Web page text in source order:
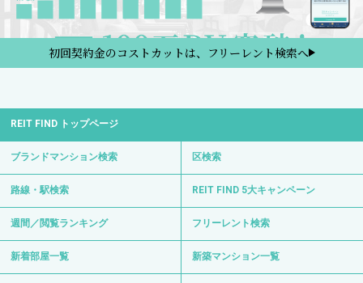
初回契約金のコストカットは、フリーレント検索へ
REIT FIND トップページ
ブランドマンション検索 区検索
路線・駅検索 REIT FIND 5大キャンペーン
週間／閲覧ランキング フリーレント検索
新着部屋一覧 新築マンション一覧